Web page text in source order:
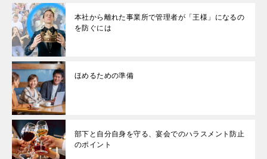
本社から離れた事業所で管理者が「王様」になるの
を防ぐには
ほめるための準備
部下と自分自身を守る、宴会でのハラスメント防止
のポイント